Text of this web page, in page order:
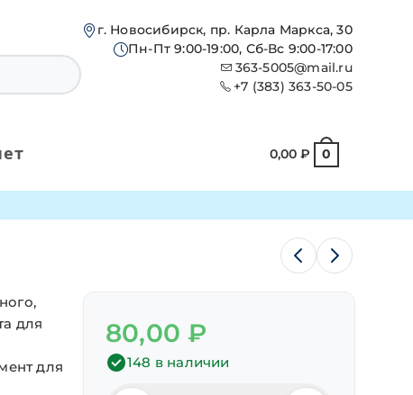
г. Новосибирск, пр. Карла Маркса, 30
Пн-Пт 9:00-19:00, Сб-Вс 9:00-17:00
363-5005@mail.ru
+7 (383) 363-50-05
0,00 ₽ 0
для
для
80,00₽
148 в наличии